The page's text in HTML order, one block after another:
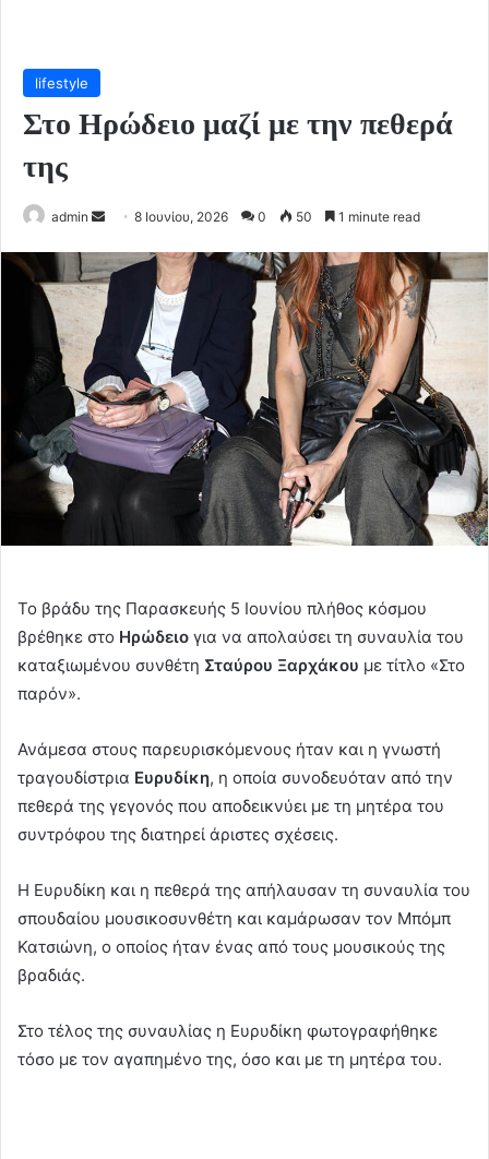
lifestyle
Στο Ηρώδειο μαζί με την πεθερά
της
admin
Send
email
8 Ιουνίου, 2026 0 50 1 minute read
Το βράδυ της Παρασκευής 5 Ιουνίου πλήθος κόσμου
βρέθηκε στο Ηρώδειο για να απολαύσει τη συναυλία του
καταξιωμένου συνθέτη Σταύρου Ξαρχάκου με τίτλο «Στο
παρόν».
Ανάμεσα στους παρευρισκόμενους ήταν και η γνωστή
τραγουδίστρια Ευρυδίκη, η οποία συνοδευόταν από την
πεθερά της γεγονός που αποδεικνύει με τη μητέρα του
συντρόφου της διατηρεί άριστες σχέσεις.
Η Ευρυδίκη και η πεθερά της απήλαυσαν τη συναυλία του
σπουδαίου μουσικοσυνθέτη και καμάρωσαν τον Μπόμπ
Κατσιώνη, ο οποίος ήταν ένας από τους μουσικούς της
βραδιάς.
Στο τέλος της συναυλίας η Ευρυδίκη φωτογραφήθηκε
τόσο με τον αγαπημένο της, όσο και με τη μητέρα του.